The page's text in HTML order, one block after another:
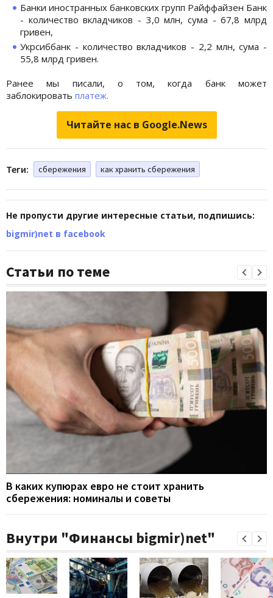
Банки иностранных банковских групп Райффайзен Банк
- количество вкладчиков - 3,0 млн, сума - 67,8 млрд
гривен,
Укрсиббанк - количество вкладчиков - 2,2 млн, сума -
55,8 млрд гривен.
Ранее мы писали, о том, когда банк может
заблокировать платеж.
Читайте нас в Google.News
Теги: сбережения как хранить сбережения
Не пропусти другие интересные статьи, подпишись:
bigmir)net в facebook
Статьи по теме
В каких купюрах евро не стоит хранить
сбережения: номиналы и советы
Внутри "Финансы bigmir)net"